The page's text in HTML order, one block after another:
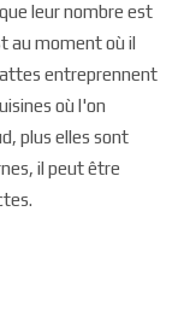
leur nombre est
au moment où il
entreprennent
où l'on
plus elles sont
il peut être